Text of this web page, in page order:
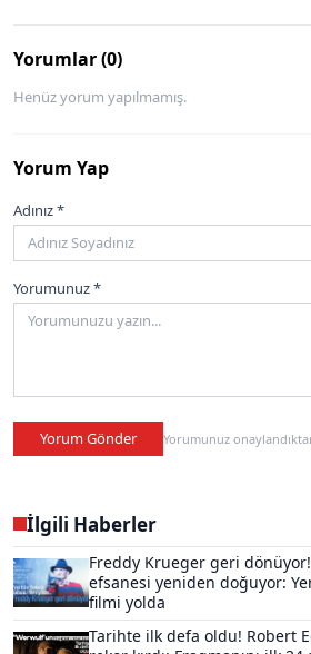
Yorumlar (0)
Henüz yorum yapılmamış.
Yorum Yap
Adınız *
Yorumunuz *
Yorum Gönder Yorumunuz
İlgili Haberler
Freddy Krueger geri dönüyor!
efsanesi yeniden doğuyor:
filmi yolda
Tarihte ilk defa oldu! Robert